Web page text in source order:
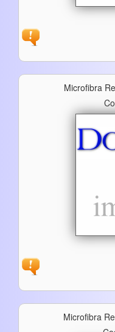
Microfibra
Microfibra